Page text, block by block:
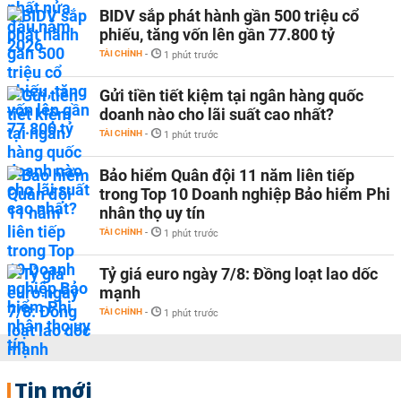
BIDV sắp phát hành gần 500 triệu cổ
phiếu, tăng vốn lên gần 77.800 tỷ
TÀI CHÍNH - 1 phút trước
Gửi tiền tiết kiệm tại ngân hàng quốc
doanh nào cho lãi suất cao nhất?
TÀI CHÍNH - 1 phút trước
Bảo hiểm Quân đội 11 năm liên tiếp
trong Top 10 Doanh nghiệp Bảo hiểm Phi
nhân thọ uy tín
TÀI CHÍNH - 1 phút trước
Tỷ giá euro ngày 7/8: Đồng loạt lao dốc
mạnh
TÀI CHÍNH - 1 phút trước
Tin mới